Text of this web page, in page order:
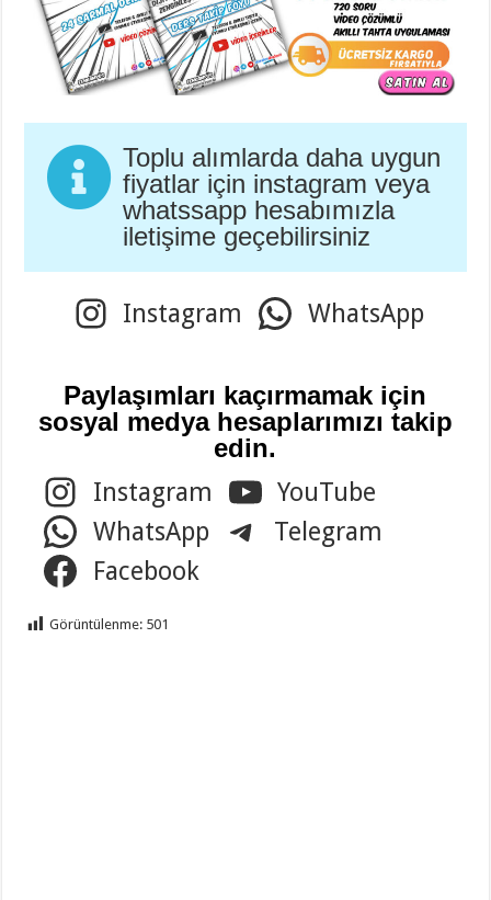
Toplu alımlarda daha uygun
fiyatlar için instagram veya
whatssapp hesabımızla
iletişime geçebilirsiniz
Instagram WhatsApp
Paylaşımları kaçırmamak için
sosyal medya hesaplarımızı takip
edin.
Instagram
YouTube
WhatsApp
Telegram
Facebook
Görüntülenme: 501